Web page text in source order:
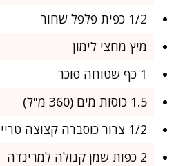
1/2 כפית פלפל שחור
מיץ מחצי לימון
1 כף שטוחה סוכר
1.5 כוסות מים (360 מ"ל)
1/2 צרור כוסברה קצוצה טרייה (בערך 15 גבעולים)
2 כפות שמן קנולה למרינדה